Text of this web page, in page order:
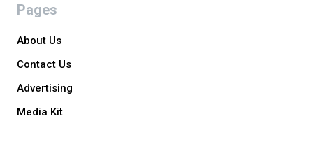
Pages
About Us
Contact Us
Advertising
Media Kit